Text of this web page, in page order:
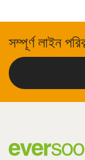
সম্পূর্ণ লাইন